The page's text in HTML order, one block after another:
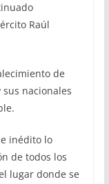
Raúl
de
nacionales
inédito lo
de todos los
lugar donde se